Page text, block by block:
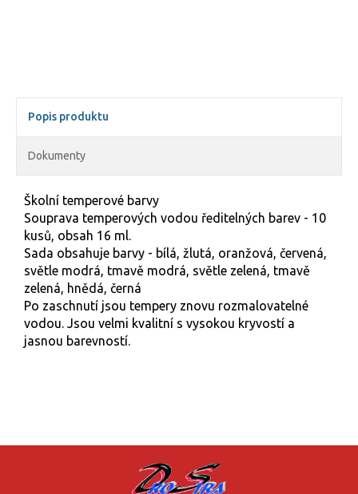
Popis produktu
Dokumenty
Školní temperové barvy
Souprava temperových vodou ředitelných barev - 10
kusů, obsah 16 ml.
Sada obsahuje barvy - bílá, žlutá, oranžová, červená,
světle modrá, tmavě modrá, světle zelená, tmavě
zelená, hnědá, černá
Po zaschnutí jsou tempery znovu rozmalovatelné
vodou. Jsou velmi kvalitní s vysokou kryvostí a
jasnou barevností.